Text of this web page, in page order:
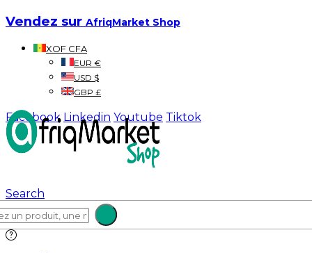
Vendez sur AfriqMarket Shop
XOF CFA
EUR €
USD $
GBP £
Facebook Linkedin Youtube Tiktok
Search